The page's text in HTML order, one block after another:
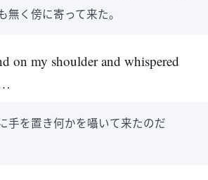
無く傍に寄って来た。
on my shoulder and whispered
手を置き何かを囁いて来たのだ